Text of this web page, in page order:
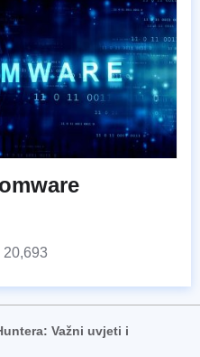
20,693
Važni uvjeti i